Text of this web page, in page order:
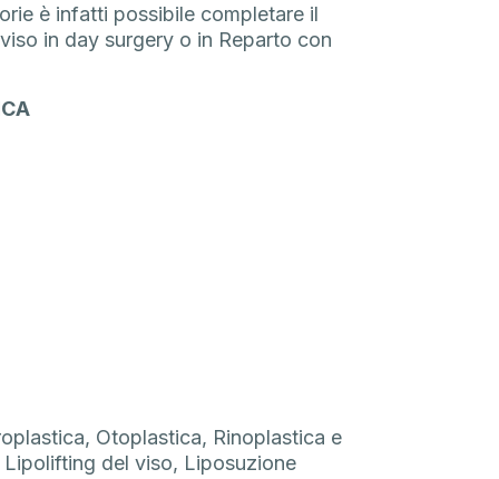
è infatti possibile completare il
in day surgery o in Reparto con
Otoplastica, Rinoplastica e
del viso, Liposuzione